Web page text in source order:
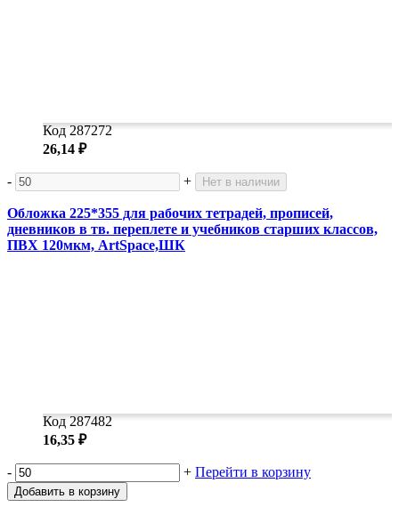
Код 287272
26,14 ₽
- + Нет в наличии
Обложка 225*355 для рабочих тетрадей, прописей,
дневников в тв. переплете и учебников старших классов,
ПВХ 120мкм, ArtSpace,ШК
Код 287482
16,35 ₽
- + Перейти в корзину
Добавить в корзину